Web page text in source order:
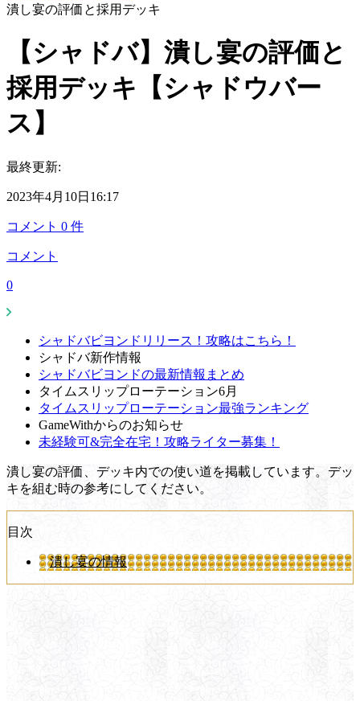
潰し宴の評価と採用デッキ
【シャドバ】潰し宴の評価と
採用デッキ【シャドウバー
ス】
最終更新:
2023年4月10日16:17
コメント 0 件
コメント
0
シャドバビヨンドリリース！攻略はこちら！
シャドバ新作情報
シャドバビヨンドの最新情報まとめ
タイムスリップローテーション6月
タイムスリップローテーション最強ランキング
GameWithからのお知らせ
未経験可&完全在宅！攻略ライター募集！
潰し宴の評価、デッキ内での使い道を掲載しています。デッ
キを組む時の参考にしてください。
目次
潰し宴の情報